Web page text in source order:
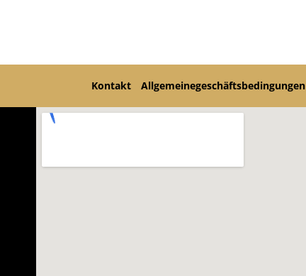
Kontakt Allgemeinegeschäftsbedingungen